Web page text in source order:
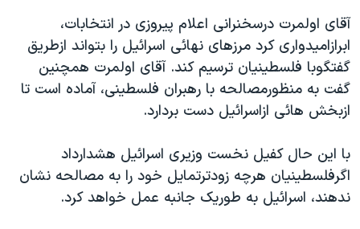
دادگاه حمید نوری
چهل سال گروگان‌گیری
قانون شفافیت دارائی کادر رهبری ایران
اعتراضات مردمی آبان ۹۸
اسرائیل در جنگ
نرگس محمدی برنده جایزه نوبل صلح
همایش محافظه‌کاران آمریکا «سی‌پک»
آقای اولمرت درسخنرانی اعلام پيروزی در انتخابات،
ابرازاميدواری کرد مرزهای نهائی اسرائيل را بتواند ازطريق
گفتگوبا فلسطينيان ترسيم کند. آقای اولمرت همچنين
گفت به منظورمصالحه با رهبران فلسطينی، آماده است تا
ازبخش هائی ازاسرائيل دست بردارد.
با اين حال کفيل نخست وزيری اسرائيل هشدارداد
اگرفلسطينيان هرچه زودترتمايل خود را به مصالحه نشان
ندهند، اسرائيل به طوريک جانبه عمل خواهد کرد.